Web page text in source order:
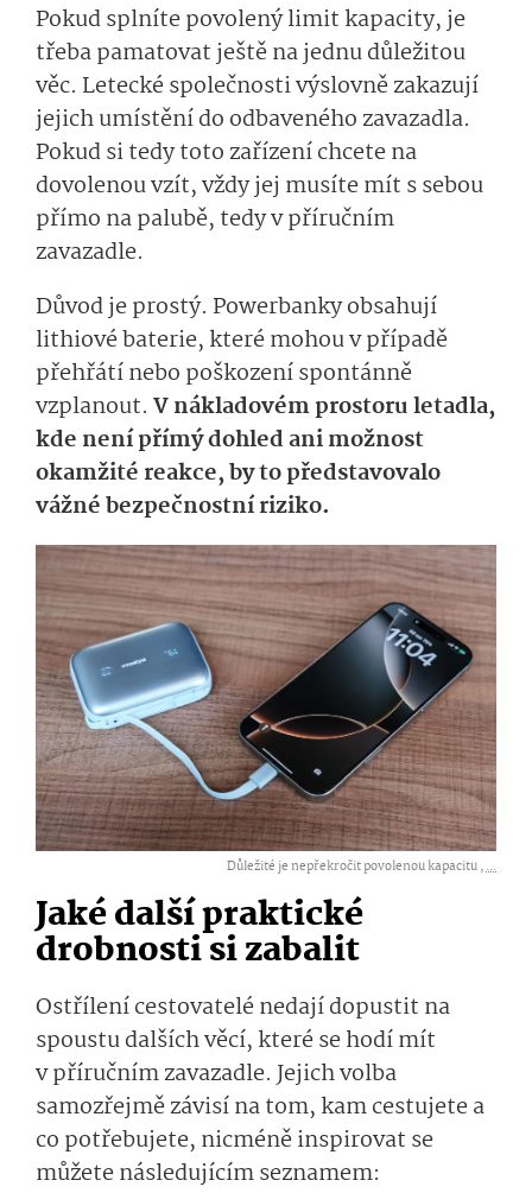
Pokud splníte povolený limit kapacity, je
třeba pamatovat ještě na jednu důležitou
věc. Letecké společnosti výslovně zakazují
jejich umístění do odbaveného zavazadla.
Pokud si tedy toto zařízení chcete na
dovolenou vzít, vždy jej musíte mít s sebou
přímo na palubě, tedy v příručním
zavazadle.
Důvod je prostý. Powerbanky obsahují
lithiové baterie, které mohou v případě
přehřátí nebo poškození spontánně
vzplanout. V nákladovém prostoru letadla,
kde není přímý dohled ani možnost
okamžité reakce, by to představovalo
vážné bezpečnostní riziko.
Důležité je nepřekročit povolenou kapacitu ,...
Jaké další praktické
drobnosti si zabalit
Ostřílení cestovatelé nedají dopustit na
spoustu dalších věcí, které se hodí mít
v příručním zavazadle. Jejich volba
samozřejmě závisí na tom, kam cestujete a
co potřebujete, nicméně inspirovat se
můžete následujícím seznamem: